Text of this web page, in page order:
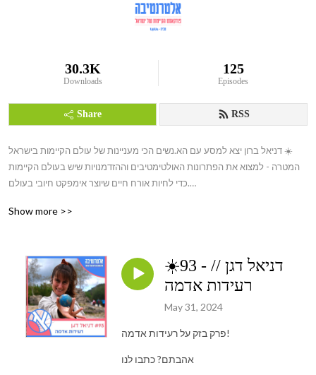
30.3K
Downloads
125
Episodes
Share RSS
דניאל ברון יצא למסע עם הא.נשים הכי מעניינות של עולם הקיימות בישראל ☀️
המטרה - למצוא את הפתרונות האולטימטיבים וההזדמנויות שיש בעולם הקיימות
כדי לחיות אורח חיים שיוצר אימפקט חיובי בעולם.
👊 קיימות היא תפיסה הוליסטית שניתנת ליישום בכל תחום. בפודקאסט אחשוף
פוליטיקה ועוד, לשיחה אותנטית על כל מה שחשוב.👊
יחד נחקור אורח חיים חדש, בריא ומקיים. איך אפשר להפוך את המציאות שלנו
לטובה יותר?
Show more >>
☀️93 - דניאל דגן //
רעידות אדמה
May 31, 2024
פרק בזק על רעידות אדמה!
אהבתם? כתבו לנו